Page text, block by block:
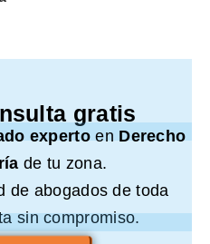
gratis
expertoen Derecho
de tu zona.
de abogados de toda
sin compromiso.